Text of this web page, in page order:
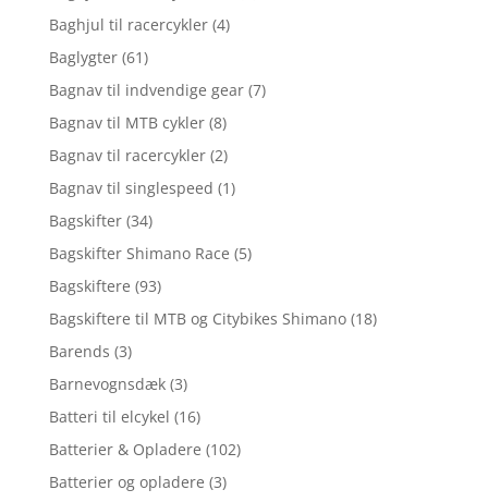
Baghjul til racercykler (4)
Baglygter (61)
Bagnav til indvendige gear (7)
Bagnav til MTB cykler (8)
Bagnav til racercykler (2)
Bagnav til singlespeed (1)
Bagskifter (34)
Bagskifter Shimano Race (5)
Bagskiftere (93)
Bagskiftere til MTB og Citybikes Shimano (18)
Barends (3)
Barnevognsdæk (3)
Batteri til elcykel (16)
Batterier & Opladere (102)
Batterier og opladere (3)